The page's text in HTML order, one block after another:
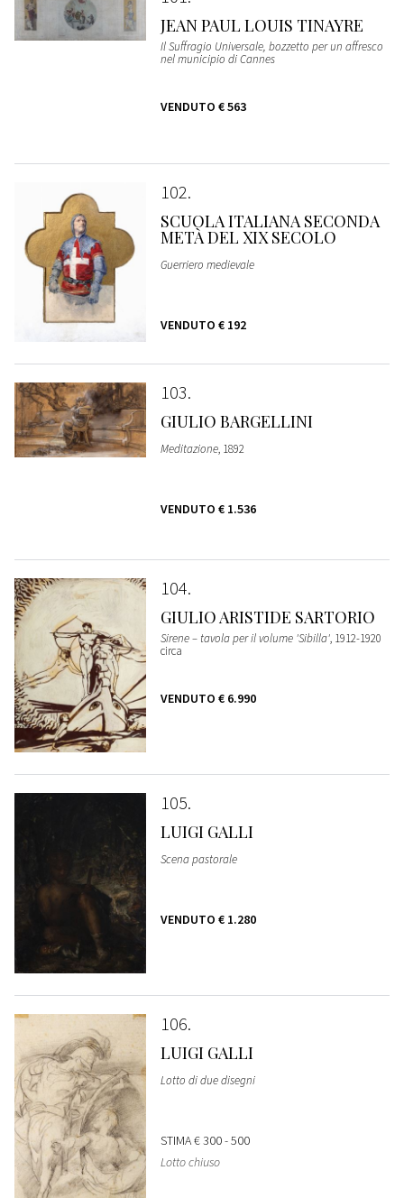
JEAN PAUL LOUIS TINAYRE
Il Suffragio Universale, bozzetto per un affresco
nel municipio di Cannes
VENDUTO € 563
102
SCUOLA ITALIANA SECONDA
METÀ DEL XIX SECOLO
Guerriero medievale
VENDUTO € 192
103
GIULIO BARGELLINI
Meditazione, 1892
VENDUTO € 1.536
104
GIULIO ARISTIDE SARTORIO
Sirene – tavola per il volume 'Sibilla', 1912-1920
circa
VENDUTO € 6.990
105
LUIGI GALLI
Scena pastorale
VENDUTO € 1.280
106
LUIGI GALLI
Lotto di due disegni
STIMA€ 300 - 500
Lotto chiuso